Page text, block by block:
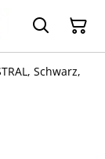
Schwarz,